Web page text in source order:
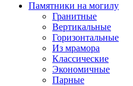
Памятники на могилу
Гранитные
Вертикальные
Горизонтальные
Из мрамора
Классические
Экономичные
Парные